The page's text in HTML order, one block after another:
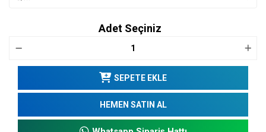
Adet Seçiniz
SEPETE EKLE
HEMEN SATIN AL